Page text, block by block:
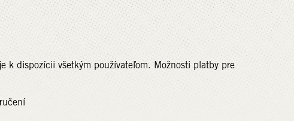
k dispozícii všetkým používateľom. Možnosti platby pre